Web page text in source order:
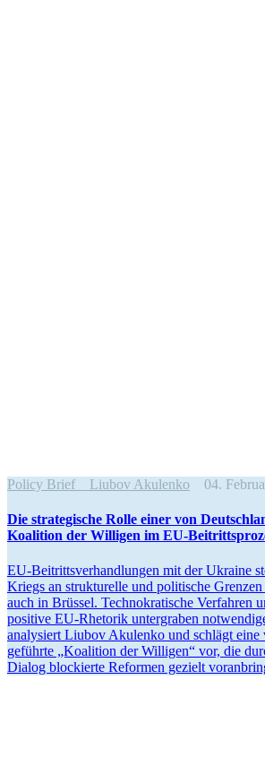
Policy Brief Liubov Akulenko 04.
Die strate­gische Rolle einer von
Koalition der Willigen im EU-
EU-Beitritts­ver­hand­lungen mit der Ukraine
Kriegs an struk­tu­relle und politische
auch in Brüssel. Techno­kra­tische Verfahren
positive EU-Rhetorik unter­graben
analy­siert Liubov Akulenko und schlägt eine
geführte „Koalition der Willigen“ vor, die
Dialog blockierte Reformen gezielt